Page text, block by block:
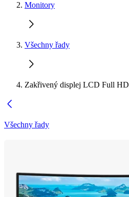
Monitory
Všechny řady
Zakřivený displej LCD Full HD
Všechny řady